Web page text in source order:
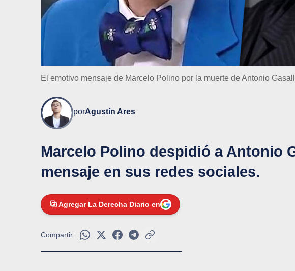
El emotivo mensaje de Marcelo Polino por la muerte de Antonio
porAgustín Ares
Marcelo Polino despidió a Antonio
mensaje en sus redes sociales.
Agregar La Derecha Diario en
Compartir: